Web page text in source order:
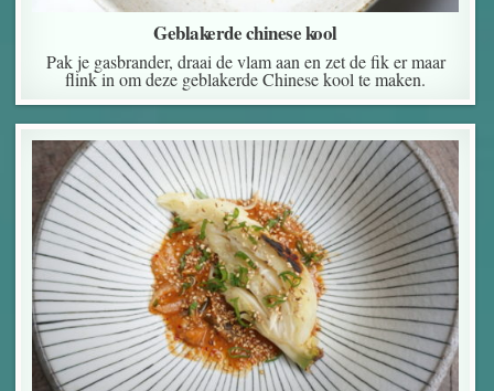
Geblakerde chinese kool
Pak je gasbrander, draai de vlam aan en zet de fik er maar
flink in om deze geblakerde Chinese kool te maken.